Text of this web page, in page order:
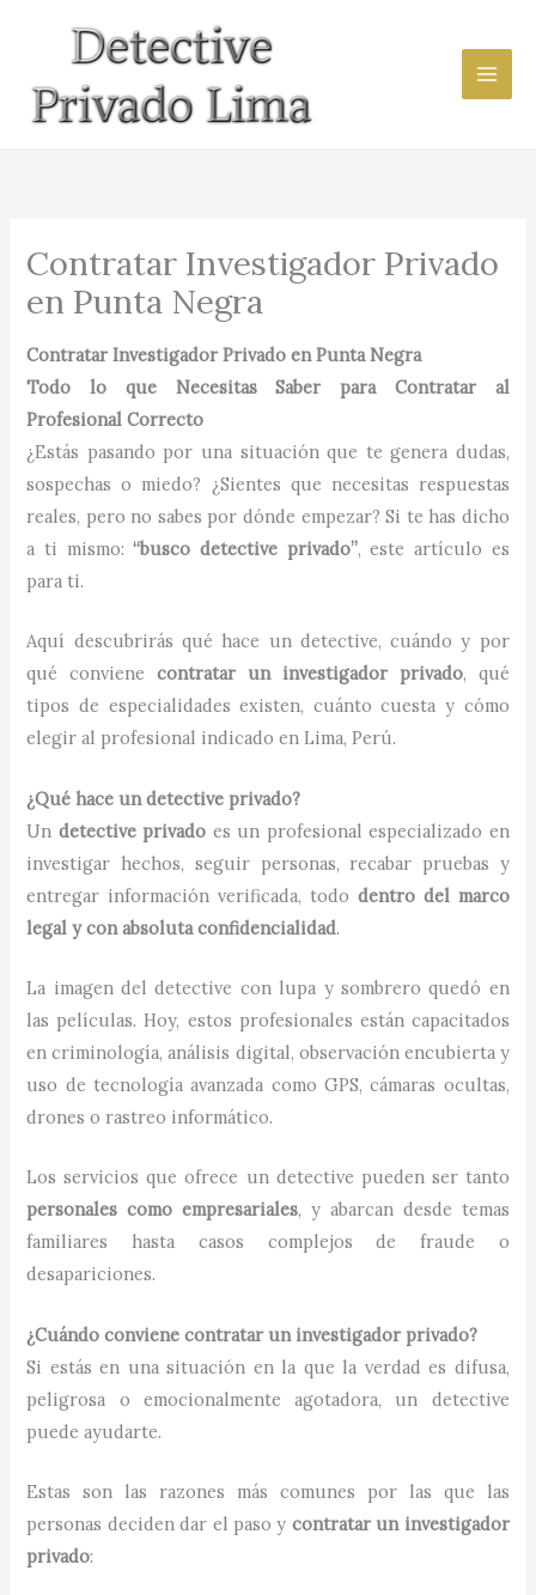
contenido
Contratar Investigador Privado
en Punta Negra
Contratar Investigador Privado en Punta Negra
Todo lo que Necesitas Saber para Contratar al
Profesional Correcto
¿Estás pasando por una situación que te genera dudas,
sospechas o miedo? ¿Sientes que necesitas respuestas
reales, pero no sabes por dónde empezar? Si te has dicho
a ti mismo:“busco detective privado”, este artículo es
para ti.
Aquí descubrirás qué hace un detective, cuándo y por
qué convienecontratar un investigador privado, qué
tipos de especialidades existen, cuánto cuesta y cómo
elegir al profesional indicado en Lima, Perú.
¿Qué hace un detective privado?
Un detective privado es un profesional especializado en
investigar hechos, seguir personas, recabar pruebas y
entregar información verificada, todo dentro del marco
legal y con absoluta confidencialidad.
La imagen del detective con lupa y sombrero quedó en
las películas. Hoy, estos profesionales están capacitados
en criminología, análisis digital, observación encubierta y
uso de tecnología avanzada como GPS, cámaras ocultas,
drones o rastreo informático.
Los servicios que ofrece un detective pueden ser tanto
personales como empresariales, y abarcan desde temas
familiares hasta casos complejos de fraude o
desapariciones.
¿Cuándo conviene contratar un investigador privado?
Si estás en una situación en la que la verdad es difusa,
peligrosa o emocionalmente agotadora, un detective
puede ayudarte.
Estas son las razones más comunes por las que las
personas deciden dar el paso y contratar un investigador
privado: